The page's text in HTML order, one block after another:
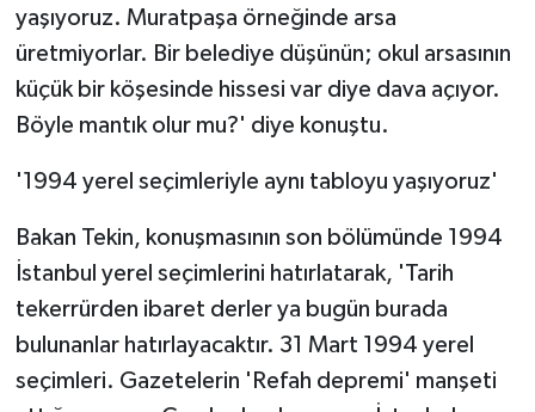
yaşıyoruz. Muratpaşa örneğinde arsa
üretmiyorlar. Bir belediye düşünün; okul arsasının
küçük bir köşesinde hissesi var diye dava açıyor.
Böyle mantık olur mu?' diye konuştu.
'1994 yerel seçimleriyle aynı tabloyu yaşıyoruz'
Bakan Tekin, konuşmasının son bölümünde 1994
İstanbul yerel seçimlerini hatırlatarak, 'Tarih
tekerrürden ibaret derler ya bugün burada
bulunanlar hatırlayacaktır. 31 Mart 1994 yerel
seçimleri. Gazetelerin 'Refah depremi' manşeti